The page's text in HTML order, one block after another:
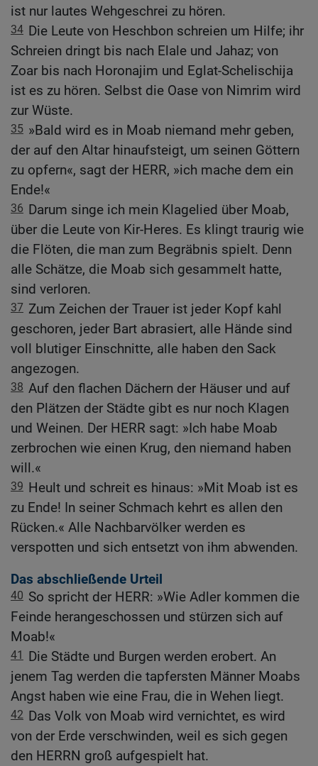
ist nur lautes Wehgeschrei zu hören.
34 Die Leute von Heschbon schreien um Hilfe; ihr
Schreien dringt bis nach Elale und Jahaz; von
Zoar bis nach Horonajim und Eglat-Schelischija
ist es zu hören. Selbst die Oase von Nimrim wird
zur Wüste.
35 »Bald wird es in Moab niemand mehr geben,
der auf den Altar hinaufsteigt, um seinen Göttern
zu opfern«, sagt der HERR, »ich mache dem ein
Ende!«
36 Darum singe ich mein Klagelied über Moab,
über die Leute von Kir-Heres. Es klingt traurig wie
die Flöten, die man zum Begräbnis spielt. Denn
alle Schätze, die Moab sich gesammelt hatte,
sind verloren.
37 Zum Zeichen der Trauer ist jeder Kopf kahl
geschoren, jeder Bart abrasiert, alle Hände sind
voll blutiger Einschnitte, alle haben den Sack
angezogen.
38 Auf den flachen Dächern der Häuser und auf
den Plätzen der Städte gibt es nur noch Klagen
und Weinen. Der HERR sagt: »Ich habe Moab
zerbrochen wie einen Krug, den niemand haben
will.«
39 Heult und schreit es hinaus: »Mit Moab ist es
zu Ende! In seiner Schmach kehrt es allen den
Rücken.« Alle Nachbarvölker werden es
verspotten und sich entsetzt von ihm abwenden.
Das abschließende Urteil
40 So spricht der HERR: »Wie Adler kommen die
Feinde herangeschossen und stürzen sich auf
Moab!«
41 Die Städte und Burgen werden erobert. An
jenem Tag werden die tapfersten Männer Moabs
Angst haben wie eine Frau, die in Wehen liegt.
42 Das Volk von Moab wird vernichtet, es wird
von der Erde verschwinden, weil es sich gegen
den HERRN groß aufgespielt hat.